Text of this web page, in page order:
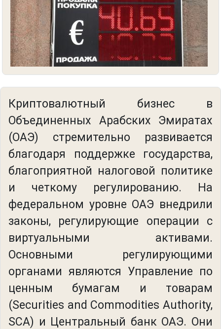
Криптовалютный бизнес в
Объединенных Арабских Эмиратах
(ОАЭ) стремительно развивается
благодаря поддержке государства,
благоприятной налоговой политике
и четкому регулированию. На
федеральном уровне ОАЭ внедрили
законы, регулирующие операции с
виртуальными активами.
Основными регулирующими
органами являются Управление по
ценным бумагам и товарам
(Securities and Commodities Authority,
SCA) и Центральный банк ОАЭ. Они